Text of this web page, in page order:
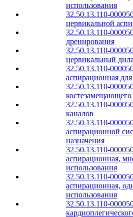
использования
32.50.13.110-
цервикальной
32.50.13.110-
дренирования
32.50.13.110-
цервикальный
32.50.13.110-
аспирационная
32.50.13.110-
костезамещающего
32.50.13.110-
каналов
32.50.13.110-
аспирационной
назначения
32.50.13.110-
аспирационная,
использования
32.50.13.110-
аспирационная,
использования
32.50.13.110-